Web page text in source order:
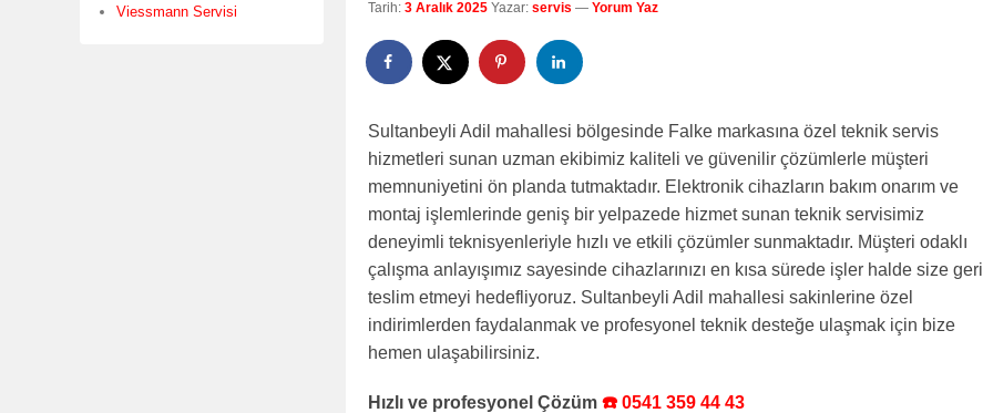
Tarih: 3 Aralık 2025 Yazar: servis — Yorum Yaz
Sultanbeyli Adil mahallesi bölgesinde Falke markasına özel teknik servis
hizmetleri sunan uzman ekibimiz kaliteli ve güvenilir çözümlerle müşteri
memnuniyetini ön planda tutmaktadır. Elektronik cihazların bakım onarım ve
montaj işlemlerinde geniş bir yelpazede hizmet sunan teknik servisimiz
deneyimli teknisyenleriyle hızlı ve etkili çözümler sunmaktadır. Müşteri odaklı
çalışma anlayışımız sayesinde cihazlarınızı en kısa sürede işler halde size geri
teslim etmeyi hedefliyoruz. Sultanbeyli Adil mahallesi sakinlerine özel
indirimlerden faydalanmak ve profesyonel teknik desteğe ulaşmak için bize
hemen ulaşabilirsiniz.
Hızlı ve profesyonel Çözüm ☎️ 0541 359 44 43
Viessmann Servisi